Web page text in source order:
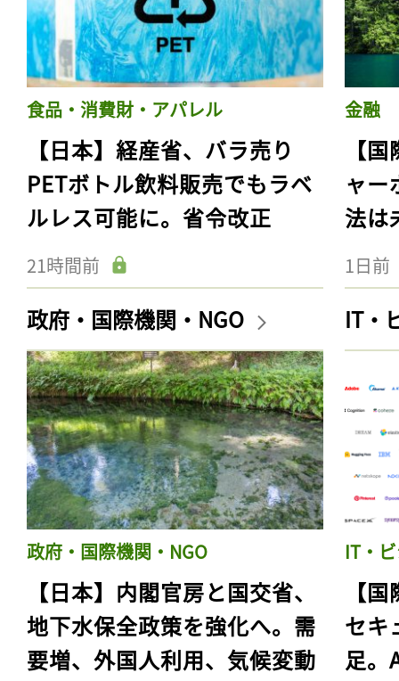
食品・消費財・アパレル
【日本】経産省、バラ売り
PETボトル飲料販売でもラベ
ルレス可能に。省令改正
21時間前
金融
【
ャー
法は
1日前
政府・国際機関・NGO
政府・国際機関・NGO
【日本】内閣官房と国交省、
地下水保全政策を強化へ。需
要増、外国人利用、気候変動
IT・
IT・
【
セキ
足。